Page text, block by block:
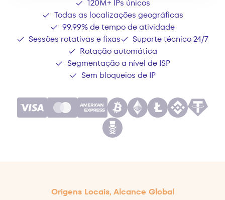
120M+ IPs únicos
Todas as localizações geográficas
99.99% de tempo de atividade
Sessões rotativas e fixas
Suporte técnico 24/7
Rotação automática
Segmentação a nível de ISP
Sem bloqueios de IP
Origens Locais, Alcance Global